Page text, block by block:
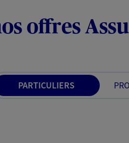
offres
PARTICULIERS